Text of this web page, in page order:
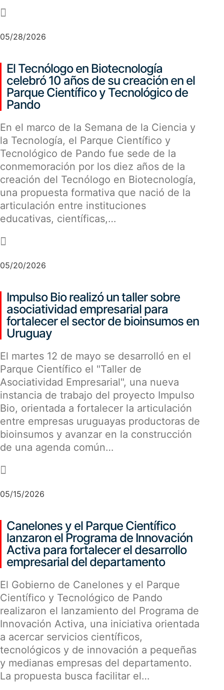
05/28/2026
El Tecnólogo en Biotecnología
celebró 10 años de su creación en el
Parque Científico y Tecnológico de
Pando
En el marco de la Semana de la Ciencia y
la Tecnología, el Parque Científico y
Tecnológico de Pando fue sede de la
conmemoración por los diez años de la
creación del Tecnólogo en Biotecnología,
una propuesta formativa que nació de la
articulación entre instituciones
educativas, científicas,…
05/20/2026
Impulso Bio realizó un taller sobre
asociatividad empresarial para
fortalecer el sector de bioinsumos en
Uruguay
El martes 12 de mayo se desarrolló en el
Parque Científico el "Taller de
Asociatividad Empresarial", una nueva
instancia de trabajo del proyecto Impulso
Bio, orientada a fortalecer la articulación
entre empresas uruguayas productoras de
bioinsumos y avanzar en la construcción
de una agenda común…
05/15/2026
Canelones y el Parque Científico
lanzaron el Programa de Innovación
Activa para fortalecer el desarrollo
empresarial del departamento
El Gobierno de Canelones y el Parque
Científico y Tecnológico de Pando
realizaron el lanzamiento del Programa de
Innovación Activa, una iniciativa orientada
a acercar servicios científicos,
tecnológicos y de innovación a pequeñas
y medianas empresas del departamento.
La propuesta busca facilitar el…